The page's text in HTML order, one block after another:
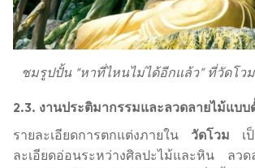
ชมรูปปั้น “หาที่ไหนไม่ได้อีกแล้ว” ที่วัดโว
2.3. งานประติมากรรมและลวดลายไม้แบบ
รายละเอียดการตกแต่งภายใน วัดโวม เ
ละเอียดอ่อนระหว่างศิลปะไม้และหิน ลว